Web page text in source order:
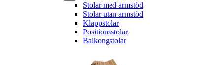
Stolar med armstöd
Stolar utan armstöd
Klappstolar
Positionsstolar
Balkongstolar